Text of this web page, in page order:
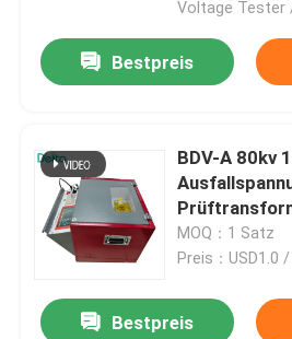
Voltage Tester
Bestpreis
BDV-A 80kv
MOQ：1 Satz
Preis：USD1.0
Bestpreis